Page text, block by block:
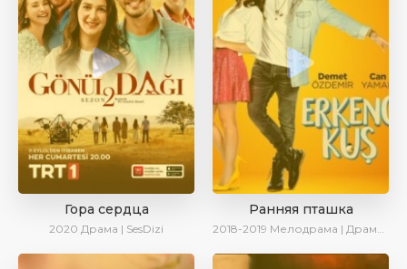
Гора сердца
2020 Драма | SesDizi
Ранняя пташка
2018-2019 Мелодрама | Драма | Комедия | SesDizi | Ирина Котова